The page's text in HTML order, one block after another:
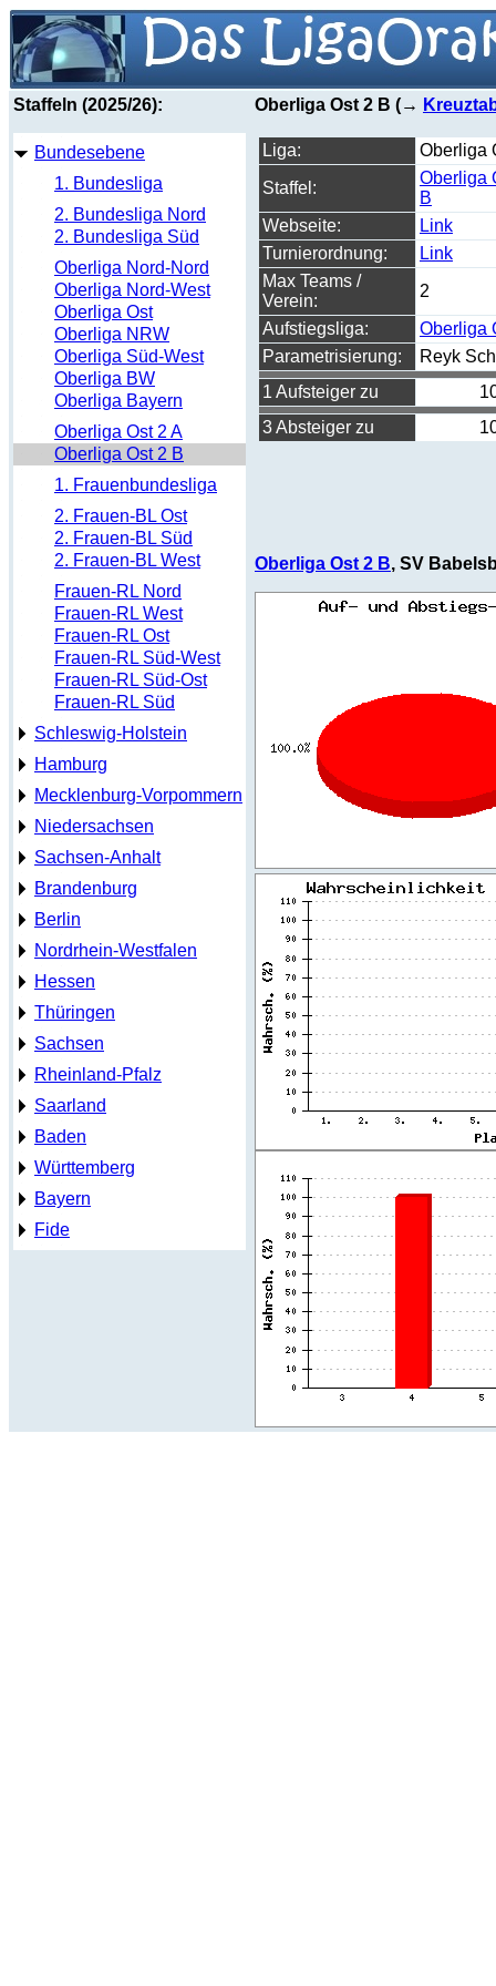
Staffeln (2025/26):
Bundesebene
1. Bundesliga
2. Bundesliga Nord
2. Bundesliga Süd
Oberliga Nord-Nord
Oberliga Nord-West
Oberliga Ost
Oberliga NRW
Oberliga Süd-West
Oberliga BW
Oberliga Bayern
Oberliga Ost 2 A
Oberliga Ost 2 B
1. Frauenbundesliga
2. Frauen-BL Ost
2. Frauen-BL Süd
2. Frauen-BL West
Frauen-RL Nord
Frauen-RL West
Frauen-RL Ost
Frauen-RL Süd-West
Frauen-RL Süd-Ost
Frauen-RL Süd
Schleswig-Holstein
Hamburg
Mecklenburg-Vorpommern
Niedersachsen
Sachsen-Anhalt
Brandenburg
Berlin
Nordrhein-Westfalen
Hessen
Thüringen
Sachsen
Rheinland-Pfalz
Saarland
Baden
Württemberg
Bayern
Fide
Oberliga Ost 2 B (→
Liga:
Oberliga
Staffel:
Oberliga
B
Webseite:
Link
Turnierordnung:
Link
Max Teams /
Verein:
2
Aufstiegsliga:
Oberliga
Parametrisierung:
Reyk
1 Aufsteiger zu
3 Absteiger zu
Oberliga Ost 2 B, SV